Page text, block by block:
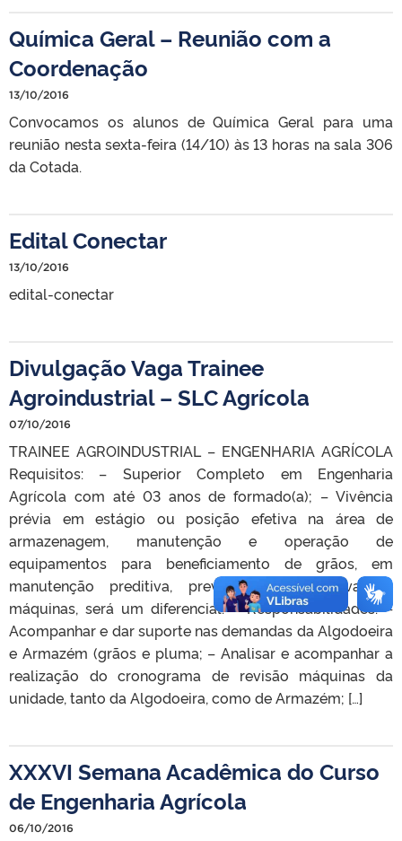
Química Geral – Reunião com a
Coordenação
13/10/2016
Convocamos os alunos de Química Geral para uma
reunião nesta sexta-feira (14/10) às 13 horas na sala 306
da Cotada.
Edital Conectar
13/10/2016
edital-conectar
Divulgação Vaga Trainee
Agroindustrial – SLC Agrícola
07/10/2016
TRAINEE AGROINDUSTRIAL – ENGENHARIA AGRÍCOLA
Requisitos: – Superior Completo em Engenharia
Agrícola com até 03 anos de formado(a); – Vivência
prévia em estágio ou posição efetiva na área de
armazenagem, manutenção e operação de
equipamentos para beneficiamento de grãos, em
manutenção preditiva, preventiva e corretiva de
máquinas, será um diferencial. Responsabilidades: –
Acompanhar e dar suporte nas demandas da Algodoeira
e Armazém (grãos e pluma; – Analisar e acompanhar a
realização do cronograma de revisão máquinas da
unidade, tanto da Algodoeira, como de Armazém; […]
XXXVI Semana Acadêmica do Curso
de Engenharia Agrícola
06/10/2016